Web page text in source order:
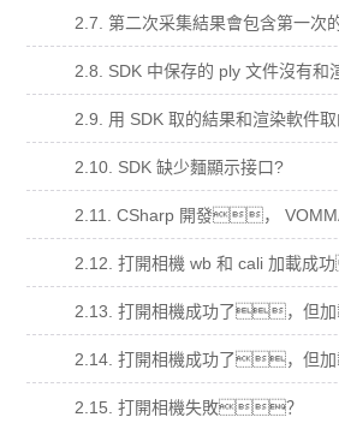
2.7. 第二次采集結果會包含第一次
2.10. SDK 缺少麵顯示接口?
2.13. 打開相機成功了，但加
2.14. 打開相機成功了，但
2.15. 打開相機失敗？